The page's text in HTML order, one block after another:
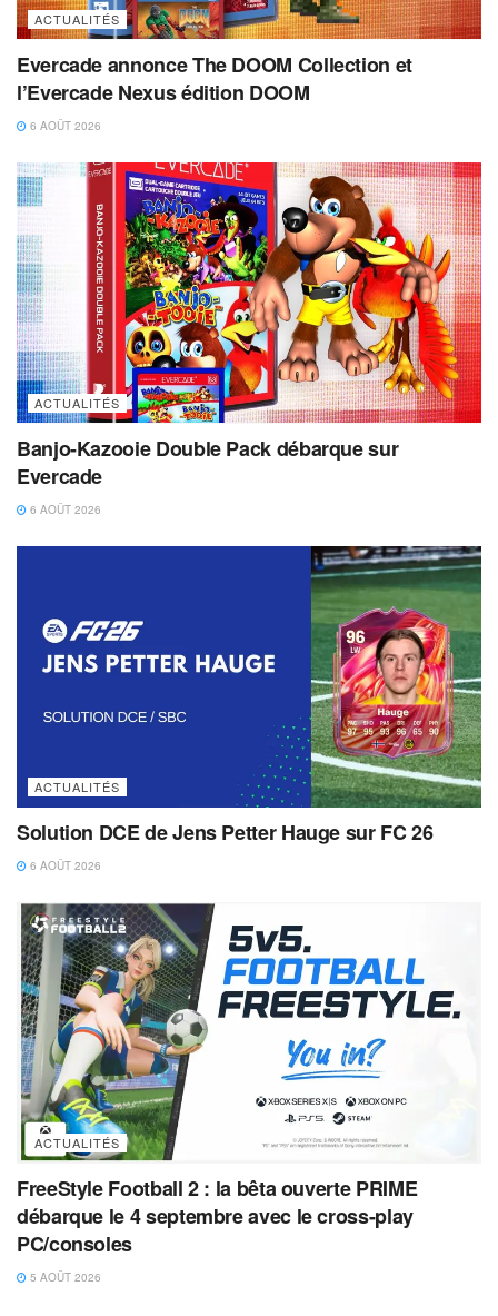
ACTUALITÉS
Evercade annonce The DOOM Collection et
l’Evercade Nexus édition DOOM
6 AOÛT 2026
ACTUALITÉS
Banjo-Kazooie Double Pack débarque sur
Evercade
6 AOÛT 2026
ACTUALITÉS
Solution DCE de Jens Petter Hauge sur FC 26
6 AOÛT 2026
ACTUALITÉS
FreeStyle Football 2 : la bêta ouverte PRIME
débarque le 4 septembre avec le cross-play
PC/consoles
5 AOÛT 2026